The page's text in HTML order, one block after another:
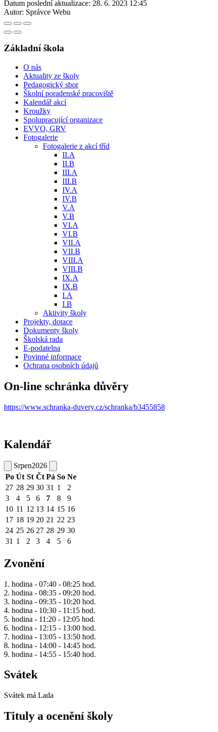
Datum poslední aktualizace: 28. 6. 2023 12:45
Autor: Správce Webu
Základní škola
O nás
Aktuality ze školy
Pedagogický sbor
Školní poradenské pracoviště
Kalendář akcí
Kroužky
Spolupracující organizace
EVVO, GRV
Fotogalerie
Fotogalerie z akcí tříd
II.A
II.B
III.A
III.B
IV.A
IV.B
V.A
V.B
VI.A
VI.B
VII.A
VII.B
VIII.A
VIII.B
IX.A
IX.B
I.A
I.B
Aktivity školy
Projekty, dotace
Dokumenty školy
Školská rada
E-podatelna
Povinné informace
Ochrana osobních údajů
On-line schránka důvěry
https://www.schranka-duvery.cz/schranka/b3455858
Kalendář
Srpen2026
Po Út St Čt Pá So Ne
27 28 29 30 31 1
2
3
4 5 6 7 8
9
10 11 12 13 14 15 16
17 18 19 20 21 22 23
24 25 26 27 28 29 30
31 1 2 3 4 5 6
Zvonění
1. hodina - 07:40 - 08:25 hod.
2. hodina - 08:35 - 09:20 hod.
3. hodina - 09:35 - 10:20 hod.
4. hodina - 10:30 - 11:15 hod.
5. hodina - 11:20 - 12:05 hod.
6. hodina - 12:15 - 13:00 hod.
7. hodina - 13:05 - 13:50 hod.
8. hodina - 14:00 - 14:45 hod.
9. hodina - 14:55 - 15:40 hod.
Svátek
Svátek má Lada
Tituly a ocenění školy